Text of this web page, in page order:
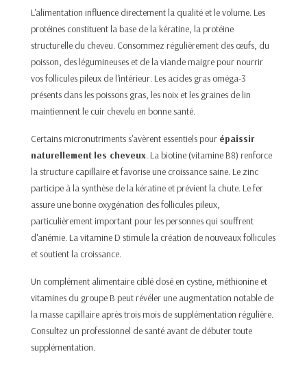
L'alimentation influence directement la qualité et le volume. Les
protéines constituent la base de la kératine, la protéine
structurelle du cheveu. Consommez régulièrement des œufs, du
poisson, des légumineuses et de la viande maigre pour nourrir
vos follicules pileux de l'intérieur. Les acides gras oméga-3
présents dans les poissons gras, les noix et les graines de lin
maintiennent le cuir chevelu en bonne santé.
Certains micronutriments s'avèrent essentiels pour épaissir
naturellement les cheveux. La biotine (vitamine B8) renforce
la structure capillaire et favorise une croissance saine. Le zinc
participe à la synthèse de la kératine et prévient la chute. Le fer
assure une bonne oxygénation des follicules pileux,
particulièrement important pour les personnes qui souffrent
d'anémie. La vitamine D stimule la création de nouveaux follicules
et soutient la croissance.
Un complément alimentaire ciblé dosé en cystine, méthionine et
vitamines du groupe B peut révéler une augmentation notable de
la masse capillaire après trois mois de supplémentation régulière.
Consultez un professionnel de santé avant de débuter toute
supplémentation.